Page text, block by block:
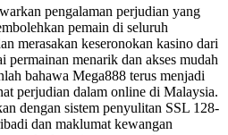
pengalaman perjudian yang
pemain di seluruh
merasakan keseronokan kasino dari
permainan menarik dan akses mudah
bahawa Mega888 terus menjadi
perjudian dalam online di Malaysia.
dengan sistem penyulitan SSL 128-
dan maklumat kewangan